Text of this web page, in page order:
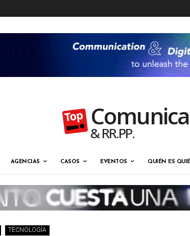
& RR.PP.
AGENCIAS CASOS EVENTOS QUIÉN ES
TECNOLOGÍA